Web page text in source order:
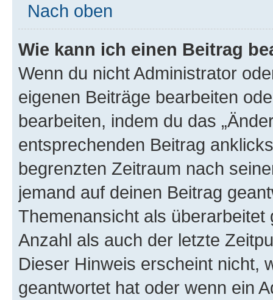
Nach oben
Wie kann ich einen Beitrag
Wenn du nicht Administrator
eigenen Beiträge bearbeiten
bearbeiten, indem du das
entsprechenden Beitrag
begrenzten Zeitraum nach
jemand auf deinen Beitrag
Themenansicht als
Anzahl als auch der letzte
Dieser Hinweis erscheint nicht,
geantwortet hat oder wenn ein